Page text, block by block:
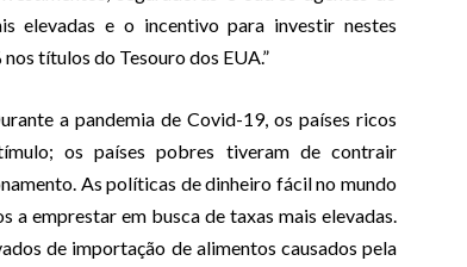
elevadas e o incentivo para investir nestes
títulos do Tesouro dos EUA.”
a pandemia de Covid-19, os países ricos
os países pobres tiveram de contrair
As políticas de dinheiro fácil no mundo
emprestar em busca de taxas mais elevadas.
de importação de alimentos causados pela